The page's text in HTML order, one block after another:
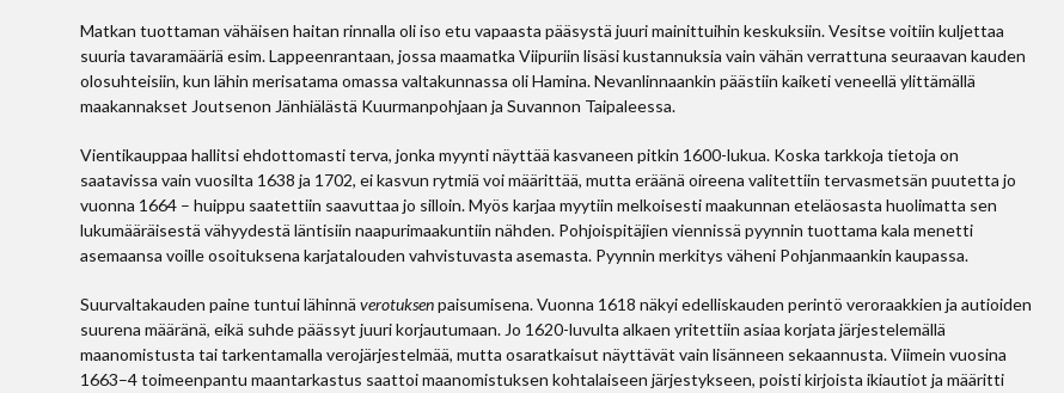
Matkan tuottaman vähäisen haitan rinnalla oli iso etu vapaasta pääsystä juuri mainittuihin keskuksiin. Vesitse voitiin kuljettaa
suuria tavaramääriä esim. Lappeenrantaan, jossa maamatka Viipuriin lisäsi kustannuksia vain vähän verrattuna seuraavan kauden
olosuhteisiin, kun lähin merisatama omassa valtakunnassa oli Hamina. Nevanlinnaankin päästiin kaiketi veneellä ylittämällä
maakannakset Joutsenon Jänhiälästä Kuurmanpohjaan ja Suvannon Taipaleessa.
Vientikauppaa hallitsi ehdottomasti terva, jonka myynti näyttää kasvaneen pitkin 1600-lukua. Koska tarkkoja tietoja on
saatavissa vain vuosilta 1638 ja 1702, ei kasvun rytmiä voi määrittää, mutta eräänä oireena valitettiin tervasmetsän puutetta jo
vuonna 1664 – huippu saatettiin saavuttaa jo silloin. Myös karjaa myytiin melkoisesti maakunnan eteläosasta huolimatta sen
lukumääräisestä vähyydestä läntisiin naapurimaakuntiin nähden. Pohjoispitäjien viennissä pyynnin tuottama kala menetti
asemaansa voille osoituksena karjatalouden vahvistuvasta asemasta. Pyynnin merkitys väheni Pohjanmaankin kaupassa.
Suurvaltakauden paine tuntui lähinnäverotuksenpaisumisena. Vuonna 1618 näkyi edelliskauden perintö veroraakkien ja autioiden
suurena määränä, eikä suhde päässyt juuri korjautumaan. Jo 1620-luvulta alkaen yritettiin asiaa korjata järjestelemällä
maanomistusta tai tarkentamalla verojärjestelmää, mutta osaratkaisut näyttävät vain lisänneen sekaannusta. Viimein vuosina
1663–4 toimeenpantu maantarkastus saattoi maanomistuksen kohtalaiseen järjestykseen, poisti kirjoista ikiautiot ja määritti